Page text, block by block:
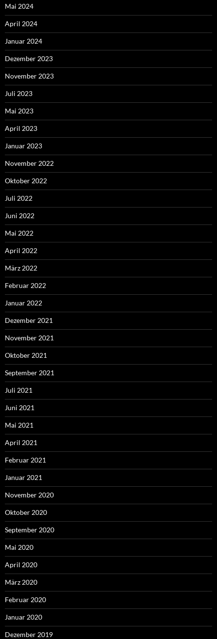
Mai 2024
April 2024
Januar 2024
Dezember 2023
November 2023
Juli 2023
Mai 2023
April 2023
Januar 2023
November 2022
Oktober 2022
Juli 2022
Juni 2022
Mai 2022
April 2022
März 2022
Februar 2022
Januar 2022
Dezember 2021
November 2021
Oktober 2021
September 2021
Juli 2021
Juni 2021
Mai 2021
April 2021
Februar 2021
Januar 2021
November 2020
Oktober 2020
September 2020
Mai 2020
April 2020
März 2020
Februar 2020
Januar 2020
Dezember 2019